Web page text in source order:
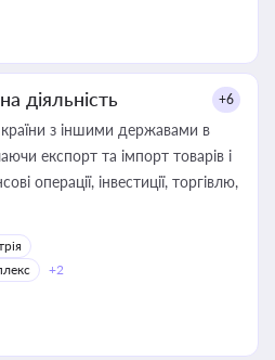
діяльність +6
з іншими державами в
експорт та імпорт товарів і
операції, інвестиції, торгівлю,
+2